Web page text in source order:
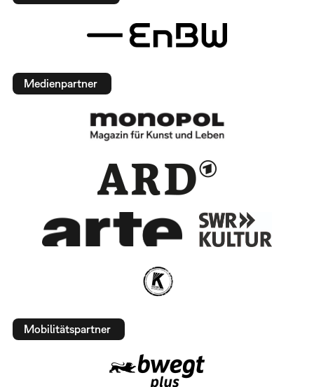
Medienpartner
Mobilitätspartner